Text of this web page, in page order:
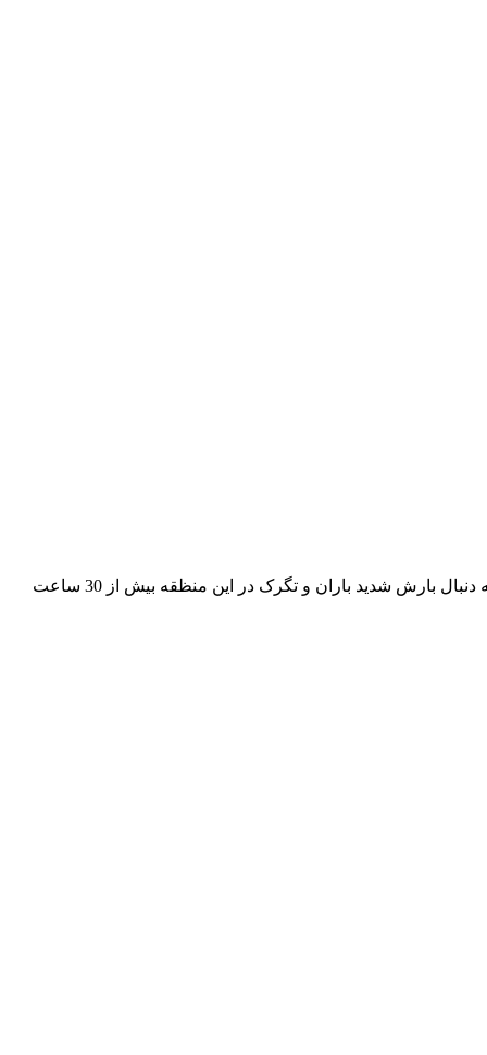
برق در برخی روستاهای حاجی آباد از روستاهای سیرمند ،مزرعه و سردر از توابع شهرستان حاجی آباد در استان هرمزگان خبر می رسدکه به دنبال بارش شدید باران و تگرک در این منظقه بیش از 30 ساعت